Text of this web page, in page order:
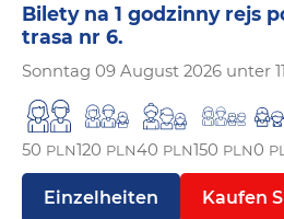
Bilety na 1 godzinny rejs
trasa nr 6.
Sonntag 09 August 2026 unter
50 PLN120 PLN40 PLN150 PLN0
Einzelheiten Kaufen